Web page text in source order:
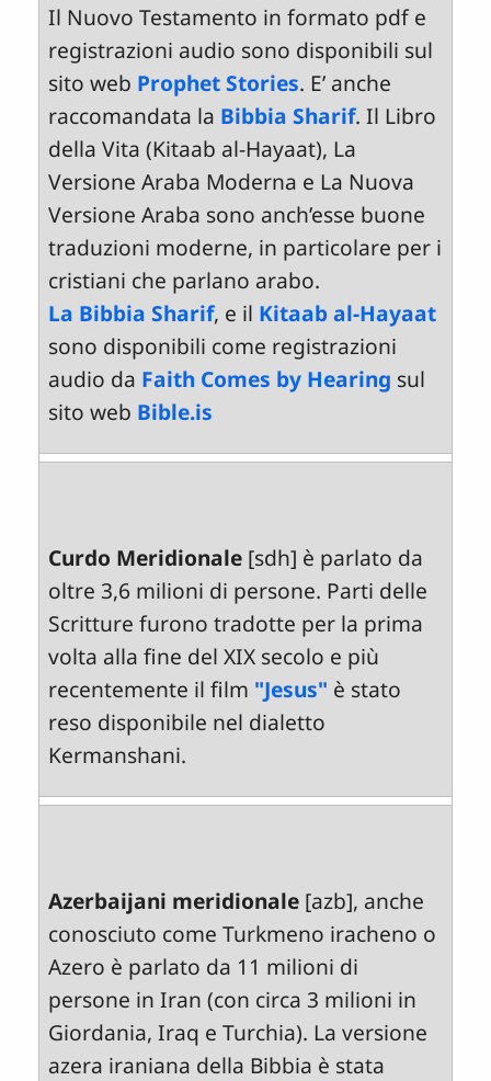
Il Nuovo Testamento in formato pdf e
registrazioni audio sono disponibili sul
sito web Prophet Stories. E’ anche
raccomandata la Bibbia Sharif. Il Libro
della Vita (Kitaab al-Hayaat), La
Versione Araba Moderna e La Nuova
Versione Araba sono anch’esse buone
traduzioni moderne, in particolare per i
cristiani che parlano arabo.
La Bibbia Sharif, e il Kitaab al-Hayaat
sono disponibili come registrazioni
audio da Faith Comes by Hearing sul
sito web Bible.is
Curdo Meridionale[sdh] è parlato da
oltre 3,6 milioni di persone. Parti delle
Scritture furono tradotte per la prima
volta alla fine del XIX secolo e più
recentemente il film "Jesus" è stato
reso disponibile nel dialetto
Kermanshani.
Azerbaijani meridionale[azb], anche
conosciuto come Turkmeno iracheno o
Azero è parlato da 11 milioni di
persone in Iran (con circa 3 milioni in
Giordania, Iraq e Turchia). La versione
azera iraniana della Bibbia è stata